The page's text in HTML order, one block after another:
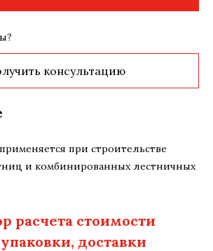
консультацию
при строительстве
и комбинированных лестничных
расчета стоимости
доставки